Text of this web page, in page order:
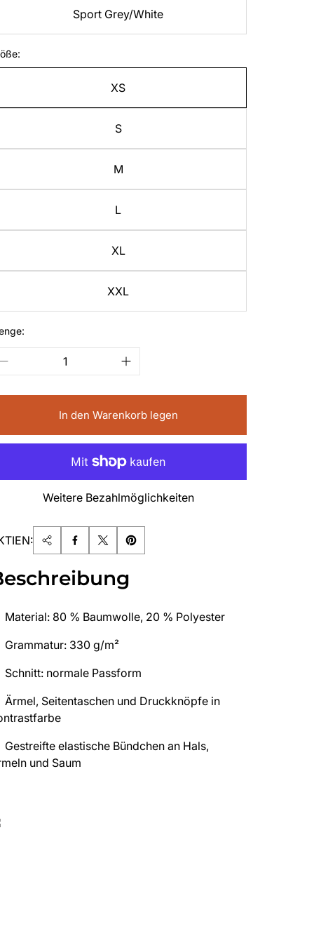
Sport Grey/White
XS
S
M
L
XL
XXL
In den Warenkorb legen
Weitere Bezahlmöglichkeiten
Material: 80 % Baumwolle, 20 % Polyester
Grammatur: 330 g/m²
Schnitt: normale Passform
Ärmel, Seitentaschen und Druckknöpfe in
Gestreifte elastische Bündchen an Hals,
und Saum